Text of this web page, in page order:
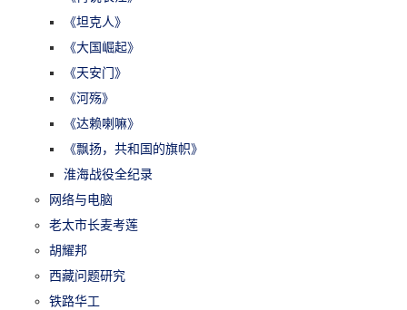
《坦克人》
《大国崛起》
《天安门》
《河殇》
《达赖喇嘛》
《飘扬，共和国的旗帜》
淮海战役全纪录
网络与电脑
老太市长麦考莲
胡耀邦
西藏问题研究
铁路华工